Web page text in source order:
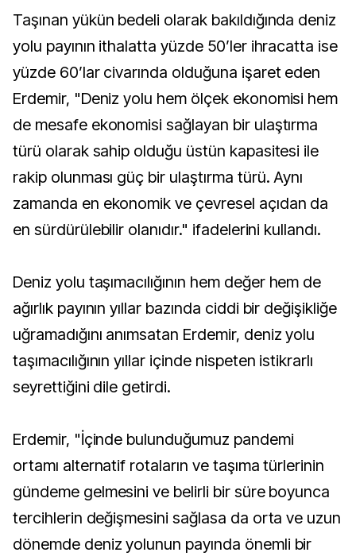
Taşınan yükün bedeli olarak bakıldığında deniz
yolu payının ithalatta yüzde 50’ler ihracatta ise
yüzde 60’lar civarında olduğuna işaret eden
Erdemir, "Deniz yolu hem ölçek ekonomisi hem
de mesafe ekonomisi sağlayan bir ulaştırma
türü olarak sahip olduğu üstün kapasitesi ile
rakip olunması güç bir ulaştırma türü. Aynı
zamanda en ekonomik ve çevresel açıdan da
en sürdürülebilir olanıdır." ifadelerini kullandı.
Deniz yolu taşımacılığının hem değer hem de
ağırlık payının yıllar bazında ciddi bir değişikliğe
uğramadığını anımsatan Erdemir, deniz yolu
taşımacılığının yıllar içinde nispeten istikrarlı
seyrettiğini dile getirdi.
Erdemir, "İçinde bulunduğumuz pandemi
ortamı alternatif rotaların ve taşıma türlerinin
gündeme gelmesini ve belirli bir süre boyunca
tercihlerin değişmesini sağlasa da orta ve uzun
dönemde deniz yolunun payında önemli bir